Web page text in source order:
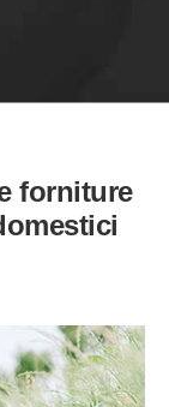
forniture